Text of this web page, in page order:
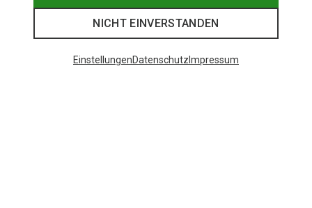
NICHT EINVERSTANDEN
EinstellungenDatenschutz Impressum